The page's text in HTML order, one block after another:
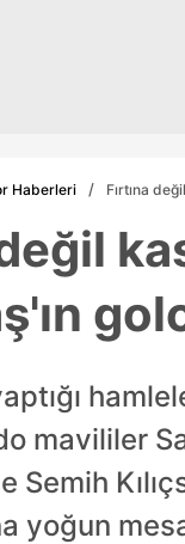
Haberleri Fırtına
değil
mavililer
Semih
yoğun